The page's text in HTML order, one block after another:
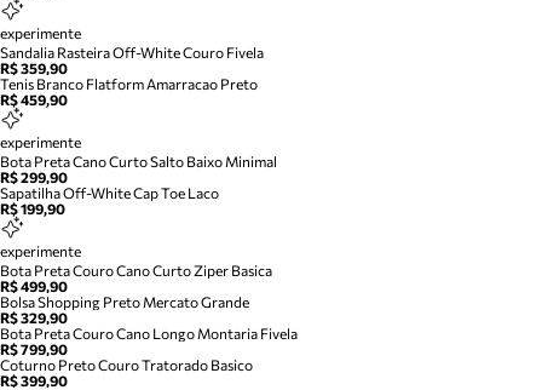
experimente
Sandalia Rasteira Off-White Couro Fivela
R$ 359,90
Tenis Branco Flatform Amarracao Preto
R$ 459,90
experimente
Bota Preta Cano Curto Salto Baixo Minimal
R$ 299,90
Sapatilha Off-White Cap Toe Laco
R$ 199,90
experimente
Bota Preta Couro Cano Curto Ziper Basica
R$ 499,90
Bolsa Shopping Preto Mercato Grande
R$ 329,90
Bota Preta Couro Cano Longo Montaria Fivela
R$ 799,90
Coturno Preto Couro Tratorado Basico
R$ 399,90